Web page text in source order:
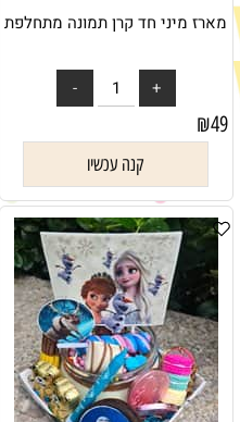
מארז מיני חד קרן תמונה מתחלפת
₪49
קנה עכשיו